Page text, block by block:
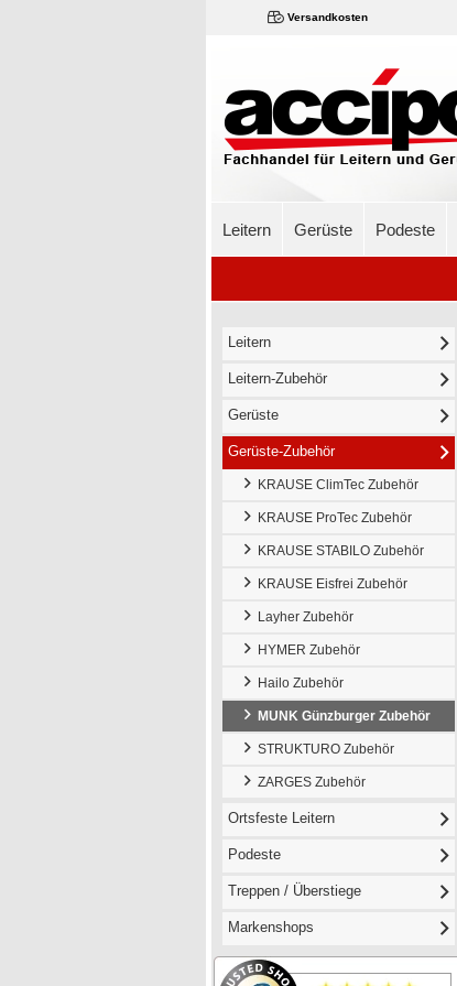
Versandkosten
Leitern Gerüste Podeste
Leitern
Leitern-Zubehör
Gerüste
Gerüste-Zubehör
KRAUSE ClimTec Zubehör
KRAUSE ProTec Zubehör
KRAUSE STABILO Zubehör
KRAUSE Eisfrei Zubehör
Layher Zubehör
HYMER Zubehör
Hailo Zubehör
MUNK Günzburger Zubehör
STRUKTURO Zubehör
ZARGES Zubehör
Ortsfeste Leitern
Podeste
Treppen / Überstiege
Markenshops